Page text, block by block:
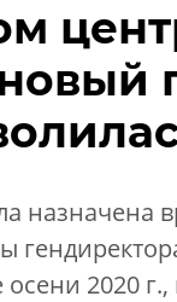
назначена
2020